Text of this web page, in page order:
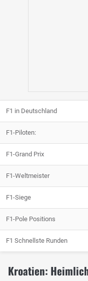
F1 in Deutschland
F1-Piloten:
F1-Grand Prix
F1-Weltmeister
F1-Siege
F1-Pole Positions
F1 Schnellste Runden
Kroatien: